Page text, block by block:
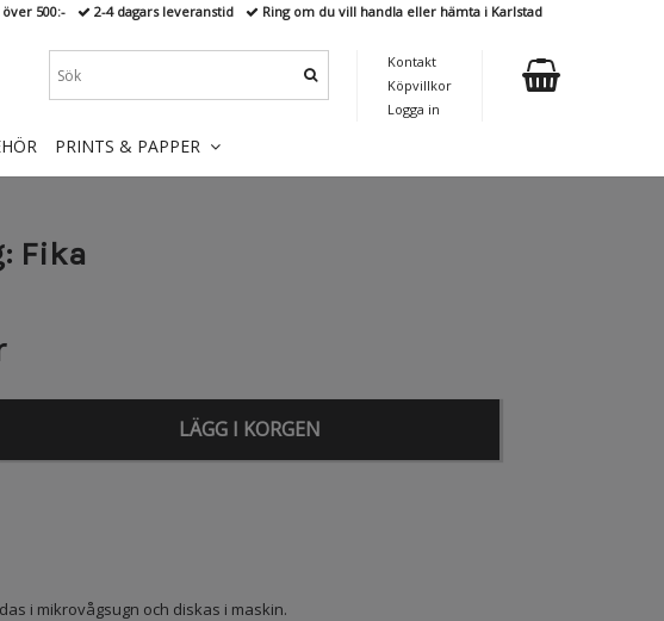
Fika
LÄGG I KORGEN
i mikrovågsugn och diskas i maskin.
500:- 2-4 dagars leveranstid Ring om du vill handla eller hämta i Karlstad
Kontakt
Köpvillkor
Logga in
PRINTS & PAPPER